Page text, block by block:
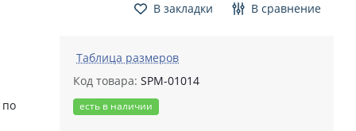
В закладки В сравнение
по
Таблица размеров
Код товара: SPM-01014
есть в наличии